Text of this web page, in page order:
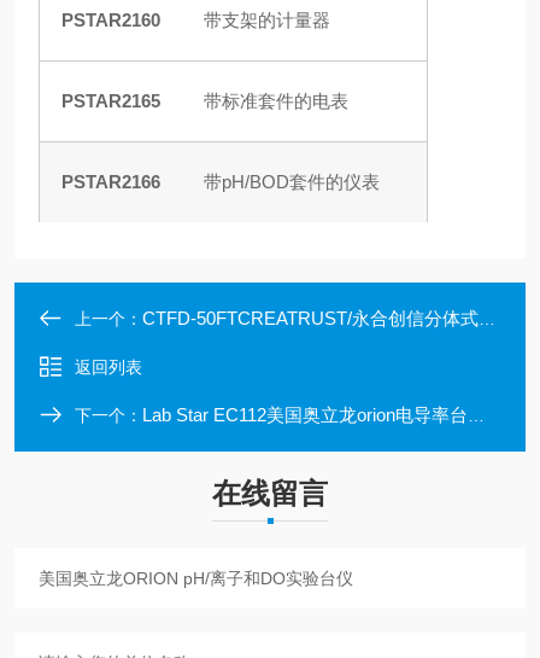
PSTAR2160 带支架的计量器
PSTAR2165 带标准套件的电表
PSTAR2166 带pH/BOD套件的仪表
上一个： CTFD-50FTCREATRUST/永合创信分体式冻干机
返回列表
下一个： Lab Star EC112美国奥立龙orion电导率台式测量仪
在线留言